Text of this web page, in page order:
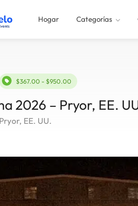
Hogar Categorías
$367.00 - $950.00
2026 – Pryor, EE.
EE. UU.